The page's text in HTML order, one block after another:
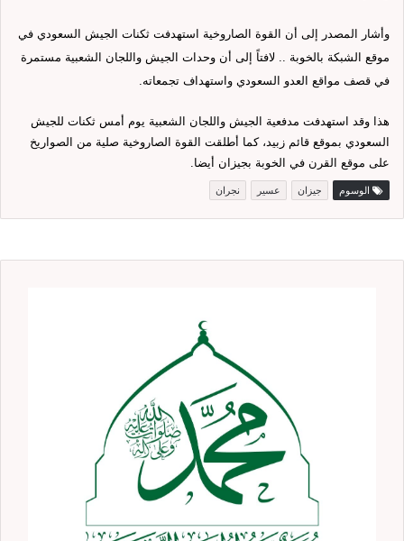
وأشار المصدر إلى أن القوة الصاروخية استهدفت ثكنات الجيش السعودي في
موقع الشبكة بالخوبة .. لافتاً إلى أن وحدات الجيش واللجان الشعبية مستمرة
في قصف مواقع العدو السعودي واستهداف تجمعاته.
هذا وقد استهدفت مدفعية الجيش واللجان الشعبية يوم أمس ثكنات للجيش
السعودي بموقع قائم زبيد، كما أطلقت القوة الصاروخية صلية من الصواريخ
على موقع القرن في الخوبة بجيزان أيضا.
الوسوم جيزان عسير نجران